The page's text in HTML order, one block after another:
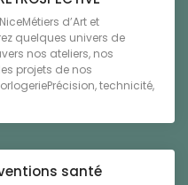
d’Art et
quelques univers de
nos ateliers, nos
projets de nos
technicité,
santé